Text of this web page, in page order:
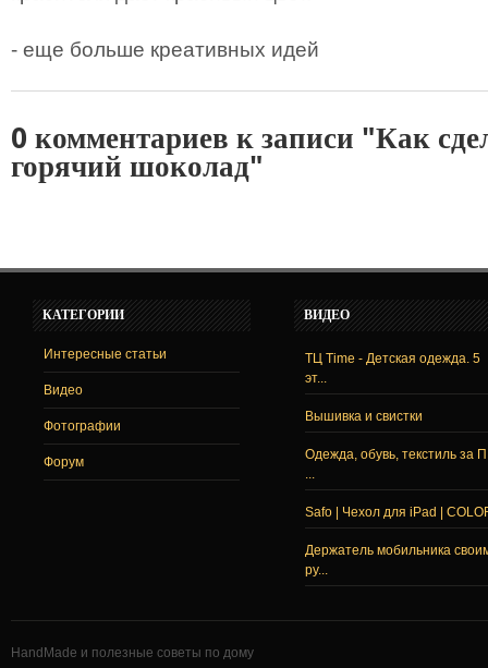
- еще больше креативных идей
0 комментариев к записи "Как
горячий шоколад"
КАТЕГОРИИ
Интересные статьи
Видео
Фотографии
Форум
ВИДЕО
ТЦ Time - Детская одежда. 5
эт...
Вышивка и свистки
Одежда, обувь, текстиль за
...
Safo | Чехол для iPad |
Держатель мобильника
ру...
HandMade и полезные советы по дому